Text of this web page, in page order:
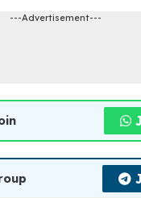
---Advertisement---